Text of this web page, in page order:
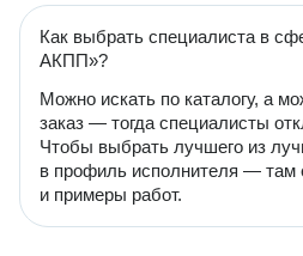
Как выбрать специалиста в
АКПП»?
Можно искать по каталогу, а
заказ — тогда специалисты
Чтобы выбрать лучшего из
в профиль исполнителя — там
и примеры работ.